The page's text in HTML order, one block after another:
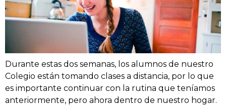
Durante estas dos semanas, los alumnos de nuestro
Colegio están tomando clases a distancia, por lo que
es importante continuar con la rutina que teníamos
anteriormente, pero ahora dentro de nuestro hogar.